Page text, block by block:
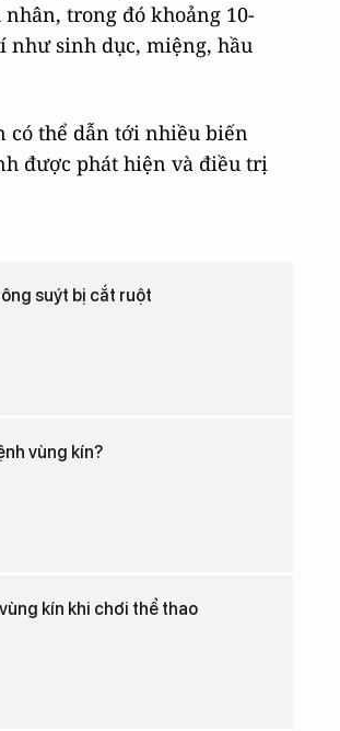
trong đó khoảng 10-
như sinh dục, miệng, hầu
có thể dẫn tới nhiều biến
được phát hiện và điều trị
suýt bị cắt ruột
vùng kín?
kín khi chơi thể thao